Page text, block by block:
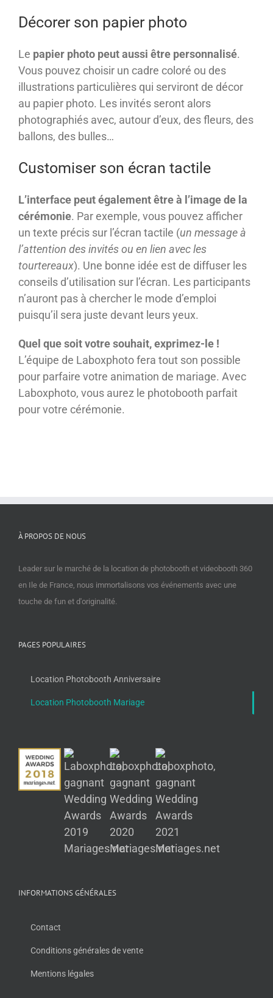
Décorer son papier photo
Le papier photo peut aussi être personnalisé.
Vous pouvez choisir un cadre coloré ou des
illustrations particulières qui serviront de décor
au papier photo. Les invités seront alors
photographiés avec, autour d’eux, des fleurs, des
ballons, des bulles…
Customiser son écran tactile
L’interface peut également être à l’image de la
cérémonie. Par exemple, vous pouvez afficher
un texte précis sur l’écran tactile (un message à
l’attention des invités ou en lien avec les
tourtereaux). Une bonne idée est de diffuser les
conseils d’utilisation sur l’écran. Les participants
n’auront pas à chercher le mode d’emploi
puisqu’il sera juste devant leurs yeux.
Quel que soit votre souhait, exprimez-le !
L’équipe de Laboxphoto fera tout son possible
pour parfaire votre animation de mariage. Avec
Laboxphoto, vous aurez le photobooth parfait
pour votre cérémonie.
À PROPOS DE NOUS
Leader sur le marché de la location de photobooth et videobooth 360
en Ile de France, nous immortalisons vos événements avec une
touche de fun et d'originalité.
PAGES POPULAIRES
Location Photobooth Anniversaire
Location Photobooth Mariage
INFORMATIONS GÉNÉRALES
Contact
Conditions générales de vente
Mentions légales